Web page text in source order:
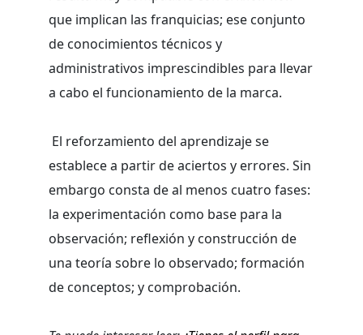
que implican las franquicias; ese conjunto
de conocimientos técnicos y
administrativos imprescindibles para llevar
a cabo el funcionamiento de la marca.
El reforzamiento del aprendizaje se
establece a partir de aciertos y errores. Sin
embargo consta de al menos cuatro fases:
la experimentación como base para la
observación; reflexión y construcción de
una teoría sobre lo observado; formación
de conceptos; y comprobación.